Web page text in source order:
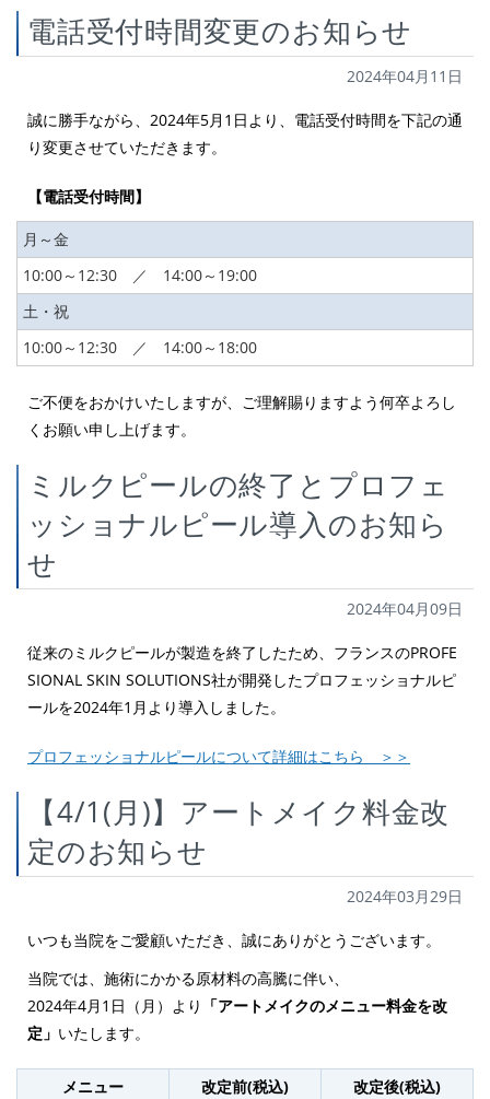
電話受付時間変更のお知らせ
2024年04月11日
誠に勝手ながら、2024年5月1日より、電話受付時間を下記の通
り変更させていただきます。
【電話受付時間】
月～金
10:00～12:30 ／ 14:00～19:00
土・祝
10:00～12:30 ／ 14:00～18:00
ご不便をおかけいたしますが、ご理解賜りますよう何卒よろし
くお願い申し上げます。
ミルクピールの終了とプロフェ
ッショナルピール導入のお知ら
せ
2024年04月09日
従来のミルクピールが製造を終了したため、フランスのPROFE
SIONAL SKIN SOLUTIONS社が開発したプロフェッショナルピ
ールを2024年1月より導入しました。
プロフェッショナルピールについて詳細はこちら ＞＞
【4/1(月)】アートメイク料金改
定のお知らせ
2024年03月29日
いつも当院をご愛顧いただき、誠にありがとうございます。
当院では、施術にかかる原材料の高騰に伴い、
2024年4月1日（月）より 「アートメイクのメニュー料金を改
定」 いたします。
メニュー 改定前(税込)
改定後(税込)